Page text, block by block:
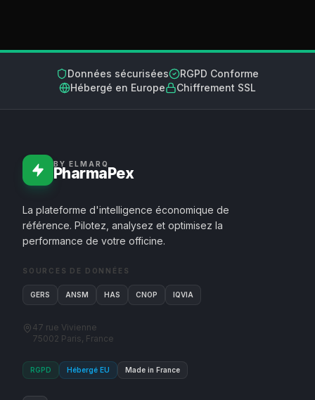
Données sécurisées
RGPD Conforme
Hébergé en Europe
Chiffrement SSL
BY ELMARQ
PharmaPex
La plateforme d'intelligence économique de
référence. Pilotez, analysez et optimisez la
performance de votre officine.
SOURCES DE DONNÉES
GERS ANSM HAS CNOP IQVIA
47 rue Vivienne
75002 Paris, France
RGPD Hébergé EU Made in France